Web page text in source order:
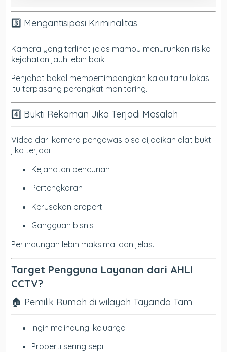
3️⃣ Mengantisipasi Kriminalitas
Kamera yang terlihat jelas mampu menurunkan risiko
kejahatan jauh lebih baik.
Penjahat bakal mempertimbangkan kalau tahu lokasi
itu terpasang perangkat monitoring.
4️⃣ Bukti Rekaman Jika Terjadi Masalah
Video dari kamera pengawas bisa dijadikan alat bukti
jika terjadi:
Kejahatan pencurian
Pertengkaran
Kerusakan properti
Gangguan bisnis
Perlindungan lebih maksimal dan jelas.
Target Pengguna Layanan dari AHLI
CCTV?
🏠 Pemilik Rumah di wilayah Tayando Tam
Ingin melindungi keluarga
Properti sering sepi